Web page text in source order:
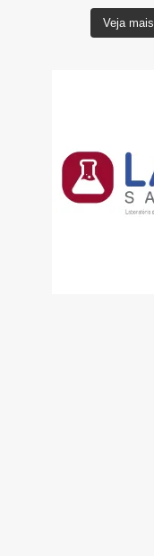
Veja mais